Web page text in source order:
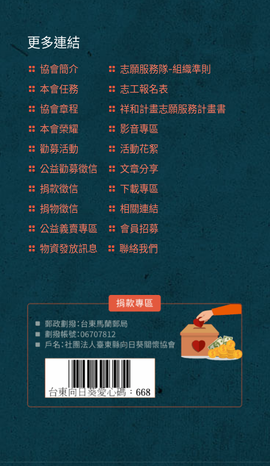
更多連結
協會簡介
志願服務隊-組織準則
本會任務
志工報名表
協會章程
祥和計畫志願服務計畫書
本會榮耀
影音專區
勸募活動
活動花絮
公益勸募徵信
文章分享
捐款徵信
下載專區
捐物徵信
相關連結
公益義賣專區
會員招募
物資發放訊息
聯絡我們